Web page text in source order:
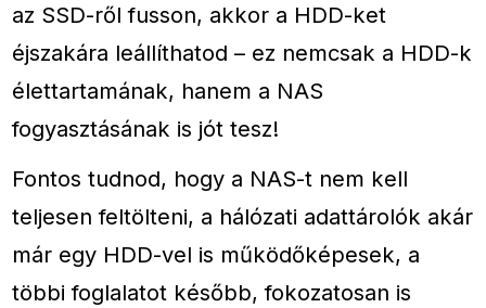
az SSD-ről fusson, akkor a HDD-ket
éjszakára leállíthatod – ez nemcsak a HDD-k
élettartamának, hanem a NAS
fogyasztásának is jót tesz!
Fontos tudnod, hogy a NAS-t nem kell
teljesen feltölteni, a hálózati adattárolók akár
már egy HDD-vel is működőképesek, a
többi foglalatot később, fokozatosan is